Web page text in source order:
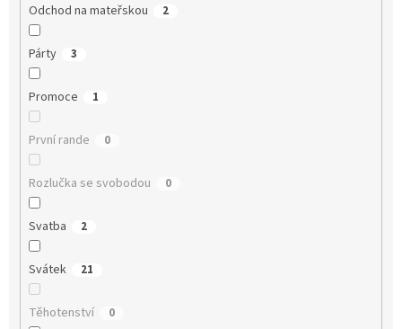
Odchod na mateřskou 2
Párty 3
Promoce 1
První rande 0
Rozlučka se svobodou 0
Svatba 2
Svátek 21
Těhotenství 0